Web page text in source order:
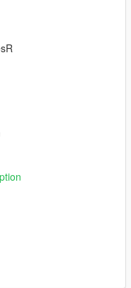
patchday18ng/dlc.
dev-
bmw-530d-f11/